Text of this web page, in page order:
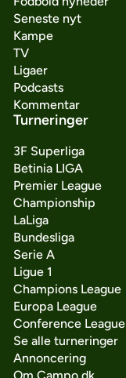
Seneste nyt
Kampe
TV
Ligaer
Podcasts
Kommentar
Turneringer
3F Superliga
Betinia LIGA
Premier League
Championship
LaLiga
Bundesliga
Serie A
Ligue 1
Champions League
Europa League
Conference League
Se alle turneringer
Annoncering